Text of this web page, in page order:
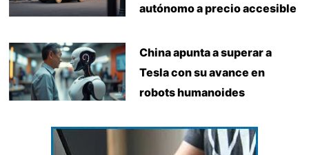
autónomo a precio accesible
China apunta a superar a
Tesla con su avance en
robots humanoides